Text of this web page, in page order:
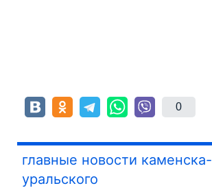
0
главные новости каменска-
уральского